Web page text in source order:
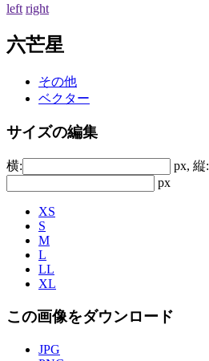
left right
六芒星
その他
ベクター
サイズの編集
横:
px, 縦:
px
XS
S
M
L
LL
XL
この画像をダウンロード
JPG